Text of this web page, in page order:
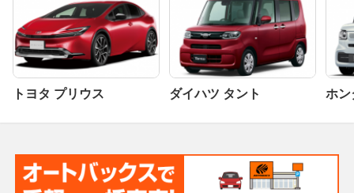
トヨタ プリウス ダイハツ タント ホン